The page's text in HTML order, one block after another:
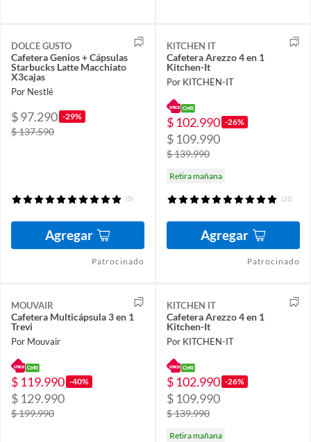
DOLCE GUSTO
Cafetera Genios + Cápsulas
Starbucks Latte Macchiato
X3cajas
Por Nestlé
$ 97.290 -29%
$ 137.590
(5)
Agregar
Patrocinado
KITCHEN IT
Cafetera Arezzo 4 en 1
Kitchen-It
Por KITCHEN-IT
$ 102.990 -26%
$ 109.990
$ 139.990
Retira mañana
(31)
Agregar
Patrocinado
MOUVAIR
Cafetera Multicápsula 3 en 1
Trevi
Por Mouvair
$ 119.990 -40%
$ 129.990
$ 199.990
KITCHEN IT
Cafetera Arezzo 4 en 1
Kitchen-It
Por KITCHEN-IT
$ 102.990 -26%
$ 109.990
$ 139.990
Retira mañana